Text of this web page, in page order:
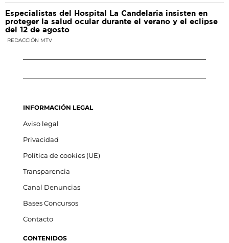
Especialistas del Hospital La Candelaria insisten en
proteger la salud ocular durante el verano y el eclipse
del 12 de agosto
REDACCIÓN MTV
INFORMACIÓN LEGAL
Aviso legal
Privacidad
Política de cookies (UE)
Transparencia
Canal Denuncias
Bases Concursos
Contacto
CONTENIDOS